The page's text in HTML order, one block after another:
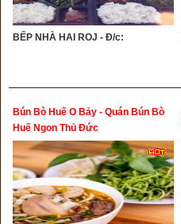
BẾP NHÀ HAI ROJ - Đ/c:
Bún Bò Huế O Bảy - Quán Bún Bò
Huế Ngon Thủ Đức